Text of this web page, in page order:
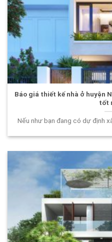
Báo giá thiết kế nhà ở huyện
tốt
Nếu như bạn đang có dự định